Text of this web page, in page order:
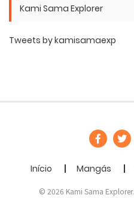
Kami Sama Explorer
Tweets by kamisamaexp
Início Mangás
© 2026 Kami Sama